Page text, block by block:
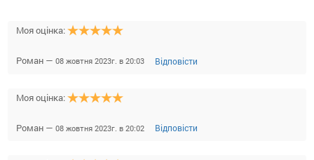
Моя оцінка:
Роман — 08 жовтня 2023г. в 20:03 Відповісти
Моя оцінка:
Роман — 08 жовтня 2023г. в 20:02 Відповісти